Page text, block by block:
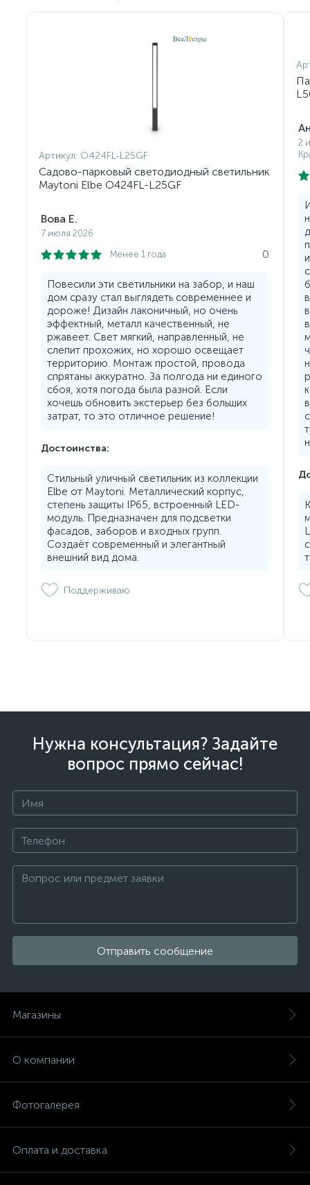
Артикул: O424FL-L25GF
Садово-парковый светодиодный светильник
Maytoni Elbe O424FL-L25GF
Вова Е.
7 июля 2026
Менее 1 года
0
Повесили эти светильники на забор, и наш
дом сразу стал выглядеть современнее и
дороже! Дизайн лаконичный, но очень
эффектный, металл качественный, не
ржавеет. Свет мягкий, направленный, не
слепит прохожих, но хорошо освещает
территорию. Монтаж простой, провода
спрятаны аккуратно. За полгода ни единого
сбоя, хотя погода была разной. Если
хочешь обновить экстерьер без больших
затрат, то это отличное решение!
Достоинства:
Стильный уличный светильник из коллекции
Elbe от Maytoni. Металлический корпус,
степень защиты IP65, встроенный LED-
модуль. Предназначен для подсветки
фасадов, заборов и входных групп.
Создаёт современный и элегантный
внешний вид дома.
Поддерживаю
2
Нужна консультация? Задайте
вопрос прямо сейчас!
Отправить сообщение
Магазины
О компании
Фотогалерея
Оплата и доставка